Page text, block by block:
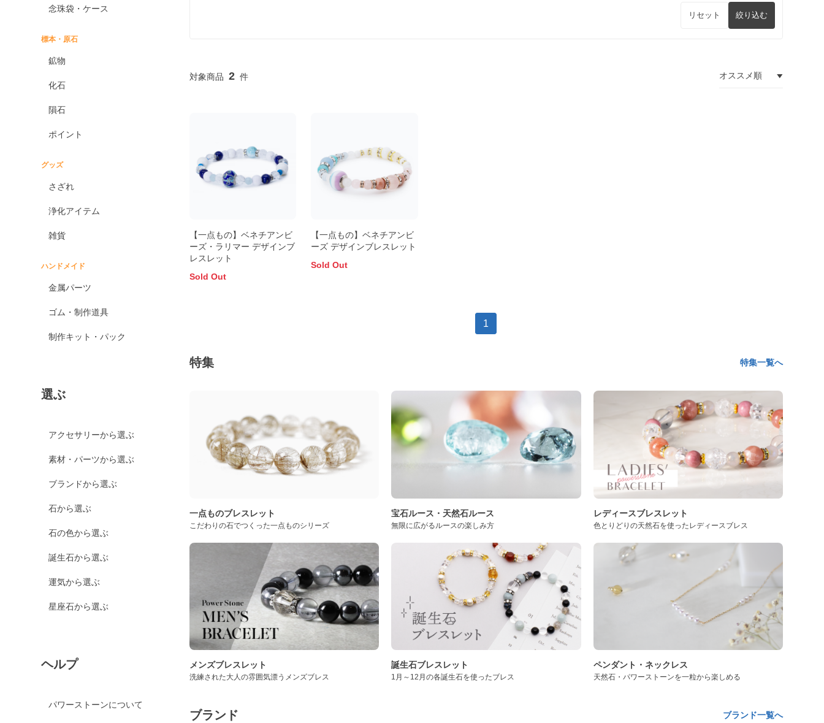
念珠袋・ケース
標本・原石
鉱物
化石
隕石
ポイント
グッズ
さざれ
浄化アイテム
雑貨
ハンドメイド
金属パーツ
ゴム・制作道具
制作キット・パック
選ぶ
アクセサリーから選ぶ
素材・パーツから選ぶ
ブランドから選ぶ
石から選ぶ
石の色から選ぶ
誕生石から選ぶ
運気から選ぶ
星座石から選ぶ
ヘルプ
パワーストーンについて
リセット 絞り込む
2
【一点もの】ベネチアンビ
ーズ・ラリマー デザインブ
レスレット
Sold Out
【一点もの】ベネチアンビ
ーズ デザインブレスレット
Sold Out
1
特集 特集一覧へ
一点ものブレスレット
こだわりの石でつくった一点ものシリーズ
宝石ルース・天然石ルース
無限に広がるルースの楽しみ方
レディースブレスレット
色とりどりの天然石を使ったレディースブレス
メンズブレスレット
洗練された大人の雰囲気漂うメンズブレス
誕生石ブレスレット
1月～12月の各誕生石を使ったブレス
ペンダント・ネックレス
天然石・パワーストーンを一粒から楽しめる
ブランド ブランド一覧へ